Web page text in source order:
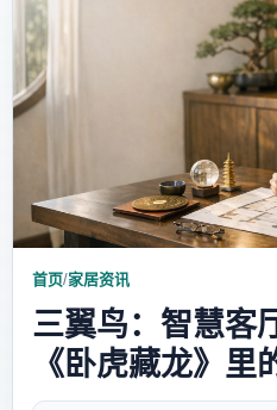
家装攻略
首页/家居资讯
三翼鸟：智慧客
《卧虎藏龙》里